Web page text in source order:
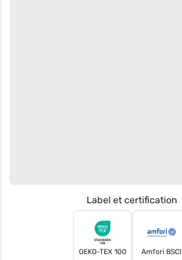
Label et certification
OEKO-TEX 100 Amfori BSCI